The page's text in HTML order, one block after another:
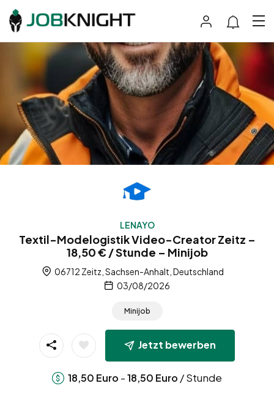
LENAYO
Textil-Modelogistik Video-Creator Zeitz –
18,50 € / Stunde – Minijob
06712 Zeitz, Sachsen-Anhalt, Deutschland
03/08/2026
Minijob
Jetzt bewerben
18,50 Euro -18,50 Euro / Stunde